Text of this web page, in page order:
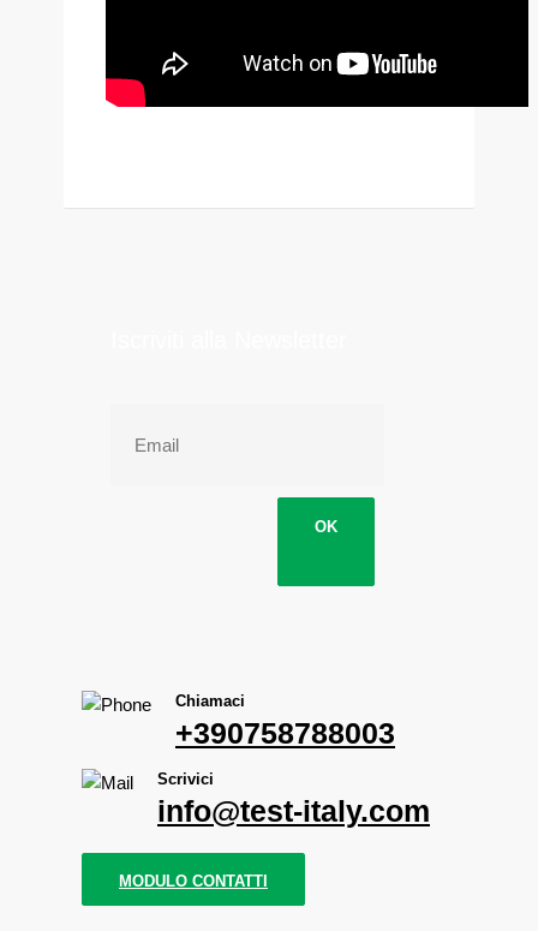
OK
Chiamaci
+390758788003
Scrivici
info@test-italy.com
MODULO CONTATTI